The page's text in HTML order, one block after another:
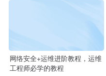
网络安全+运维进阶教程，运维
工程师必学的教程